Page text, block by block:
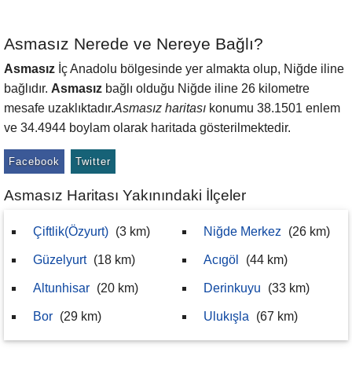
Asmasız Nerede ve Nereye Bağlı?
Asmasız İç Anadolu bölgesinde yer almakta olup, Niğde iline
bağlıdır. Asmasız bağlı olduğu Niğde iline 26 kilometre
mesafe uzaklıktadır.Asmasız haritası konumu 38.1501 enlem
ve 34.4944 boylam olarak haritada gösterilmektedir.
Facebook Twitter
Asmasız Haritası Yakınındaki İlçeler
Çiftlik(Özyurt) (3 km)
Güzelyurt (18 km)
Altunhisar (20 km)
Bor (29 km)
Niğde Merkez (26 km)
Acıgöl (44 km)
Derinkuyu (33 km)
Ulukışla (67 km)